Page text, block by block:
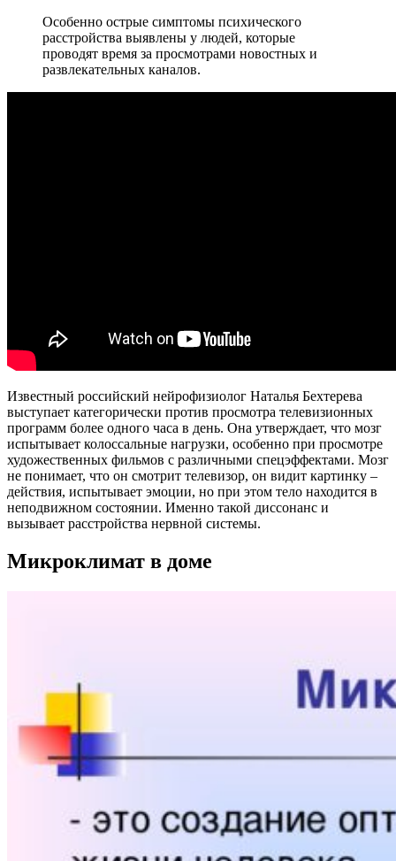
Особенно острые симптомы психического
расстройства выявлены у людей, которые
проводят время за просмотрами новостных и
развлекательных каналов.
Известный российский нейрофизиолог Наталья Бехтерева
выступает категорически против просмотра телевизионных
программ более одного часа в день. Она утверждает, что мозг
испытывает колоссальные нагрузки, особенно при просмотре
художественных фильмов с различными спецэффектами. Мозг
не понимает, что он смотрит телевизор, он видит картинку –
действия, испытывает эмоции, но при этом тело находится в
неподвижном состоянии. Именно такой диссонанс и
вызывает расстройства нервной системы.
Микроклимат в доме